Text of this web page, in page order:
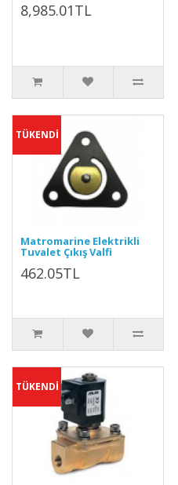
8,985.01TL
TÜKENDİ
Matromarine Elektrikli
Tuvalet Çıkış Valfi
462.05TL
TÜKENDİ